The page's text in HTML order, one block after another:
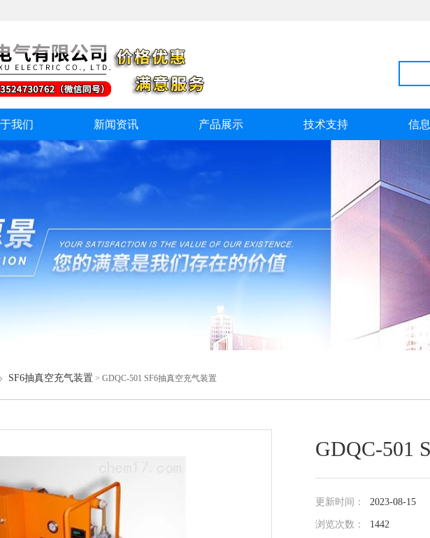
我们 新闻资讯 产品展示 技术支持 信
SF6抽真空充气装置 > GDQC-501 SF6抽真空充气装置
GDQC-501
更新时间： 2023-08-15
浏览次数： 1442